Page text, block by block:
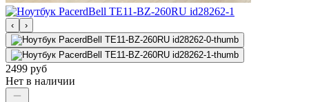
‹ ›
2499 руб
Нет в наличии